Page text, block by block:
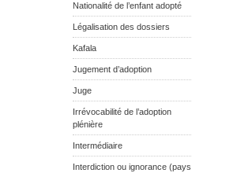
Nationalité de l’enfant adopté
Légalisation des dossiers
Kafala
Jugement d’adoption
Juge
Irrévocabilité de l’adoption
plénière
Intermédiaire
Interdiction ou ignorance (pays